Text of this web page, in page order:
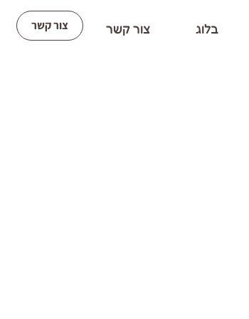
בלוג צור קשר צור קשר